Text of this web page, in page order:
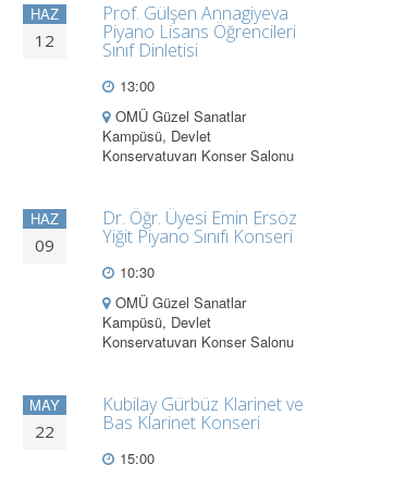
HAZ
12
Prof. Gülşen Annagiyeva
Piyano Lisans Öğrencileri
Sınıf Dinletisi
13:00
OMÜ Güzel Sanatlar
Kampüsü, Devlet
Konservatuvarı Konser Salonu
HAZ
09
Dr. Öğr. Üyesi Emin Ersöz
Yiğit Piyano Sınıfı Konseri
10:30
OMÜ Güzel Sanatlar
Kampüsü, Devlet
Konservatuvarı Konser Salonu
MAY
22
Kubilay Gürbüz Klarinet ve
Bas Klarinet Konseri
15:00